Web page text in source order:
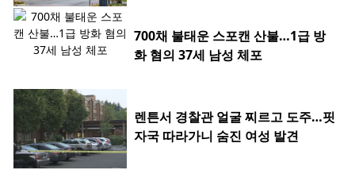
700채 불태운 스포캔 산불…1급 방
화 혐의 37세 남성 체포
렌튼서 경찰관 얼굴 찌르고 도주…핏
자국 따라가니 숨진 여성 발견